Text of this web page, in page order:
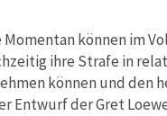
können im
ihre Strafe in
können und den
Entwurf der Gret